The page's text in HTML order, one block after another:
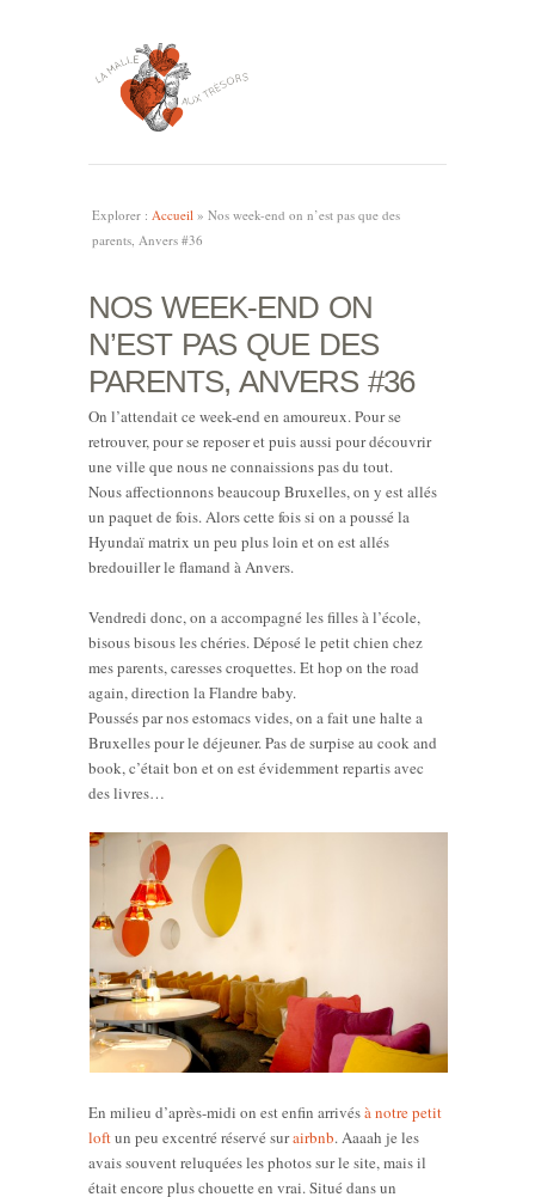
Explorer : Accueil » Nos week-end on n’est pas que des
parents, Anvers #36
NOS WEEK-END ON
N’EST PAS QUE DES
PARENTS, ANVERS #36
On l’attendait ce week-end en amoureux. Pour se
retrouver, pour se reposer et puis aussi pour découvrir
une ville que nous ne connaissions pas du tout.
Nous affectionnons beaucoup Bruxelles, on y est allés
un paquet de fois. Alors cette fois si on a poussé la
Hyundaï matrix un peu plus loin et on est allés
bredouiller le flamand à Anvers.
Vendredi donc, on a accompagné les filles à l’école,
bisous bisous les chéries. Déposé le petit chien chez
mes parents, caresses croquettes. Et hop on the road
again, direction la Flandre baby.
Poussés par nos estomacs vides, on a fait une halte a
Bruxelles pour le déjeuner. Pas de surpise au cook and
book, c’était bon et on est évidemment repartis avec
des livres…
En milieu d’après-midi on est enfin arrivésà notre petit
loftun peu excentré réservé surairbnb. Aaaah je les
avais souvent reluquées les photos sur le site, mais il
était encore plus chouette en vrai. Situé dans un